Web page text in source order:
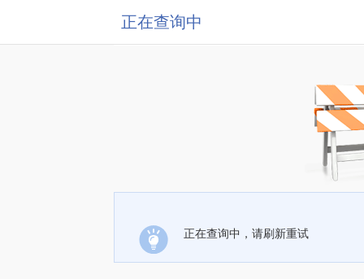
正在查询中
正在查询中，请刷新重试